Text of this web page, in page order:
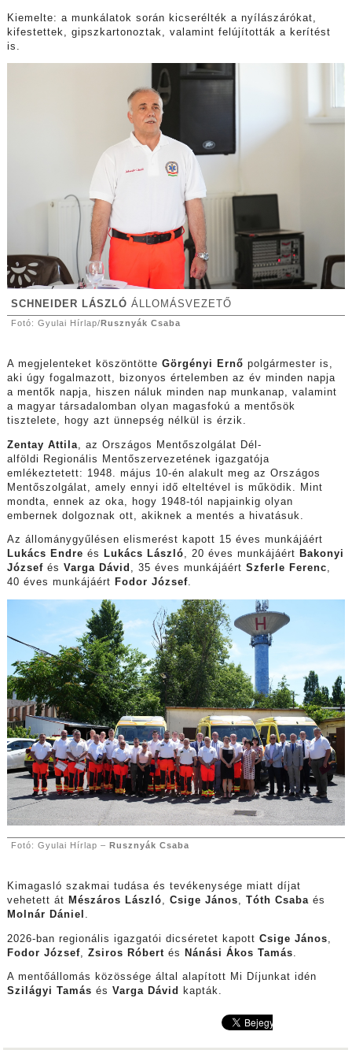
Kiemelte: a munkálatok során kicserélték a nyílászárókat,
kifestettek, gipszkartonoztak, valamint felújították a kerítést
is.
SCHNEIDER LÁSZLÓ ÁLLOMÁSVEZETŐ
Fotó: Gyulai Hírlap/Rusznyák Csaba
A megjelenteket köszöntötte Görgényi Ernő polgármester is,
aki úgy fogalmazott, bizonyos értelemben az év minden napja
a mentők napja, hiszen náluk minden nap munkanap, valamint
a magyar társadalomban olyan magasfokú a mentősök
tisztelete, hogy azt ünnepség nélkül is érzik.
Zentay Attila , az Országos Mentőszolgálat Dél-
alföldi Regionális Mentőszervezetének igazgatója
emlékeztetett: 1948. május 10-én alakult meg az Országos
Mentőszolgálat, amely ennyi idő elteltével is működik. Mint
mondta, ennek az oka, hogy 1948-tól napjainkig olyan
embernek dolgoznak ott, akiknek a mentés a hivatásuk.
Az állománygyűlésen elismerést kapott 15 éves munkájáért
Lukács Endre és Lukács László, 20 éves munkájáért Bakonyi
József és Varga Dávid , 35 éves munkájáért Szferle Ferenc,
40 éves munkájáért Fodor József.
Fotó: Gyulai Hírlap – Rusznyák Csaba
Kimagasló szakmai tudása és tevékenysége miatt díjat
vehetett át Mészáros László, Csige János, Tóth Csaba és
Molnár Dániel .
2026-ban regionális igazgatói dicséretet kapott Csige János
Fodor József, Zsiros Róbert és Nánási Ákos Tamás
A mentőállomás közössége által alapított Mi Díjunkat idén
Szilágyi Tamás és Varga Dávid kapták.